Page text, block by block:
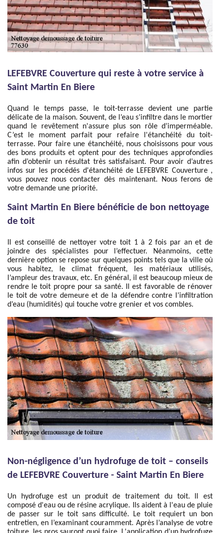
LEFEBVRE Couverture qui reste à votre service à
Saint Martin En Biere
Quand le temps passe, le toit-terrasse devient une partie
délicate de la maison. Souvent, de l’eau s’infiltre dans le mortier
quand le revêtement n'assure plus son rôle d’imperméable.
C’est le moment parfait pour refaire l'étanchéité du toit-
terrasse. Pour faire une étanchéité, nous choisissons pour vous
des bons produits et optent pour des techniques approfondies
afin d’obtenir un résultat très satisfaisant. Pour avoir d’autres
infos sur les procédés d'étanchéité de LEFEBVRE Couverture ,
vous pouvez nous contacter dès maintenant. Nous ferons de
votre demande une priorité.
Saint Martin En Biere bénéficie de bon nettoyage
de toit
Il est conseillé de nettoyer votre toit 1 à 2 fois par an et de
joindre des spécialistes pour l’effectuer. Néanmoins, cette
dernière option se repose sur quelques points tels que la ville où
vous habitez, le climat fréquent, les matériaux utilisés,
l’ampleur des travaux, etc. En général, il est beaucoup mieux de
rendre le toit propre pour sa santé. Il est favorable de rénover
le toit de votre demeure et de la défendre contre l’infiltration
d’eau (humidités) qui touche votre grenier et vos combles.
Non-négligence d’un hydrofuge de toit – conseils
de LEFEBVRE Couverture - Saint Martin En Biere
Un hydrofuge est un produit de traitement du toit. Il est
composé d'eau ou de résine acrylique. Ils aident à l'eau de pluie
de passer sur le toit sans difficulté. Le toit requiert un bon
entretien, en l’examinant couramment. Après l’analyse de votre